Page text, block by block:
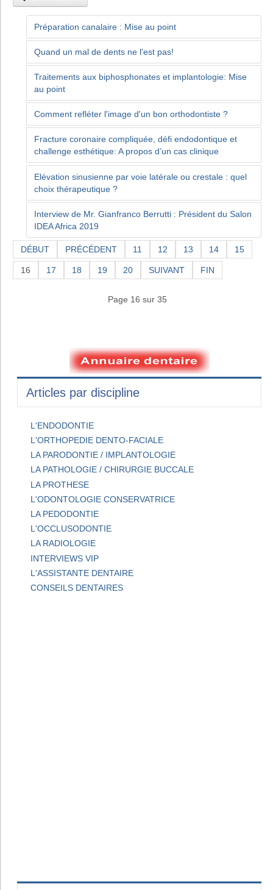
Préparation canalaire : Mise au point
Quand un mal de dents ne l'est pas!
Traitements aux biphosphonates et implantologie: Mise
au point
Comment refléter l'image d'un bon orthodontiste ?
Fracture coronaire compliquée, défi endodontique et
challenge esthétique: A propos d’un cas clinique
Elévation sinusienne par voie latérale ou crestale : quel
choix thérapeutique ?
Interview de Mr. Gianfranco Berrutti : Président du Salon
IDEA Africa 2019
DÉBUT PRÉCÉDENT 11 12 13 14 15
16 17 18 19 20 SUIVANT FIN
Page 16 sur 35
Articles par discipline
L'ENDODONTIE
L'ORTHOPEDIE DENTO-FACIALE
LA PARODONTIE / IMPLANTOLOGIE
LA PATHOLOGIE / CHIRURGIE BUCCALE
LA PROTHESE
L'ODONTOLOGIE CONSERVATRICE
LA PEDODONTIE
L'OCCLUSODONTIE
LA RADIOLOGIE
INTERVIEWS VIP
L'ASSISTANTE DENTAIRE
CONSEILS DENTAIRES